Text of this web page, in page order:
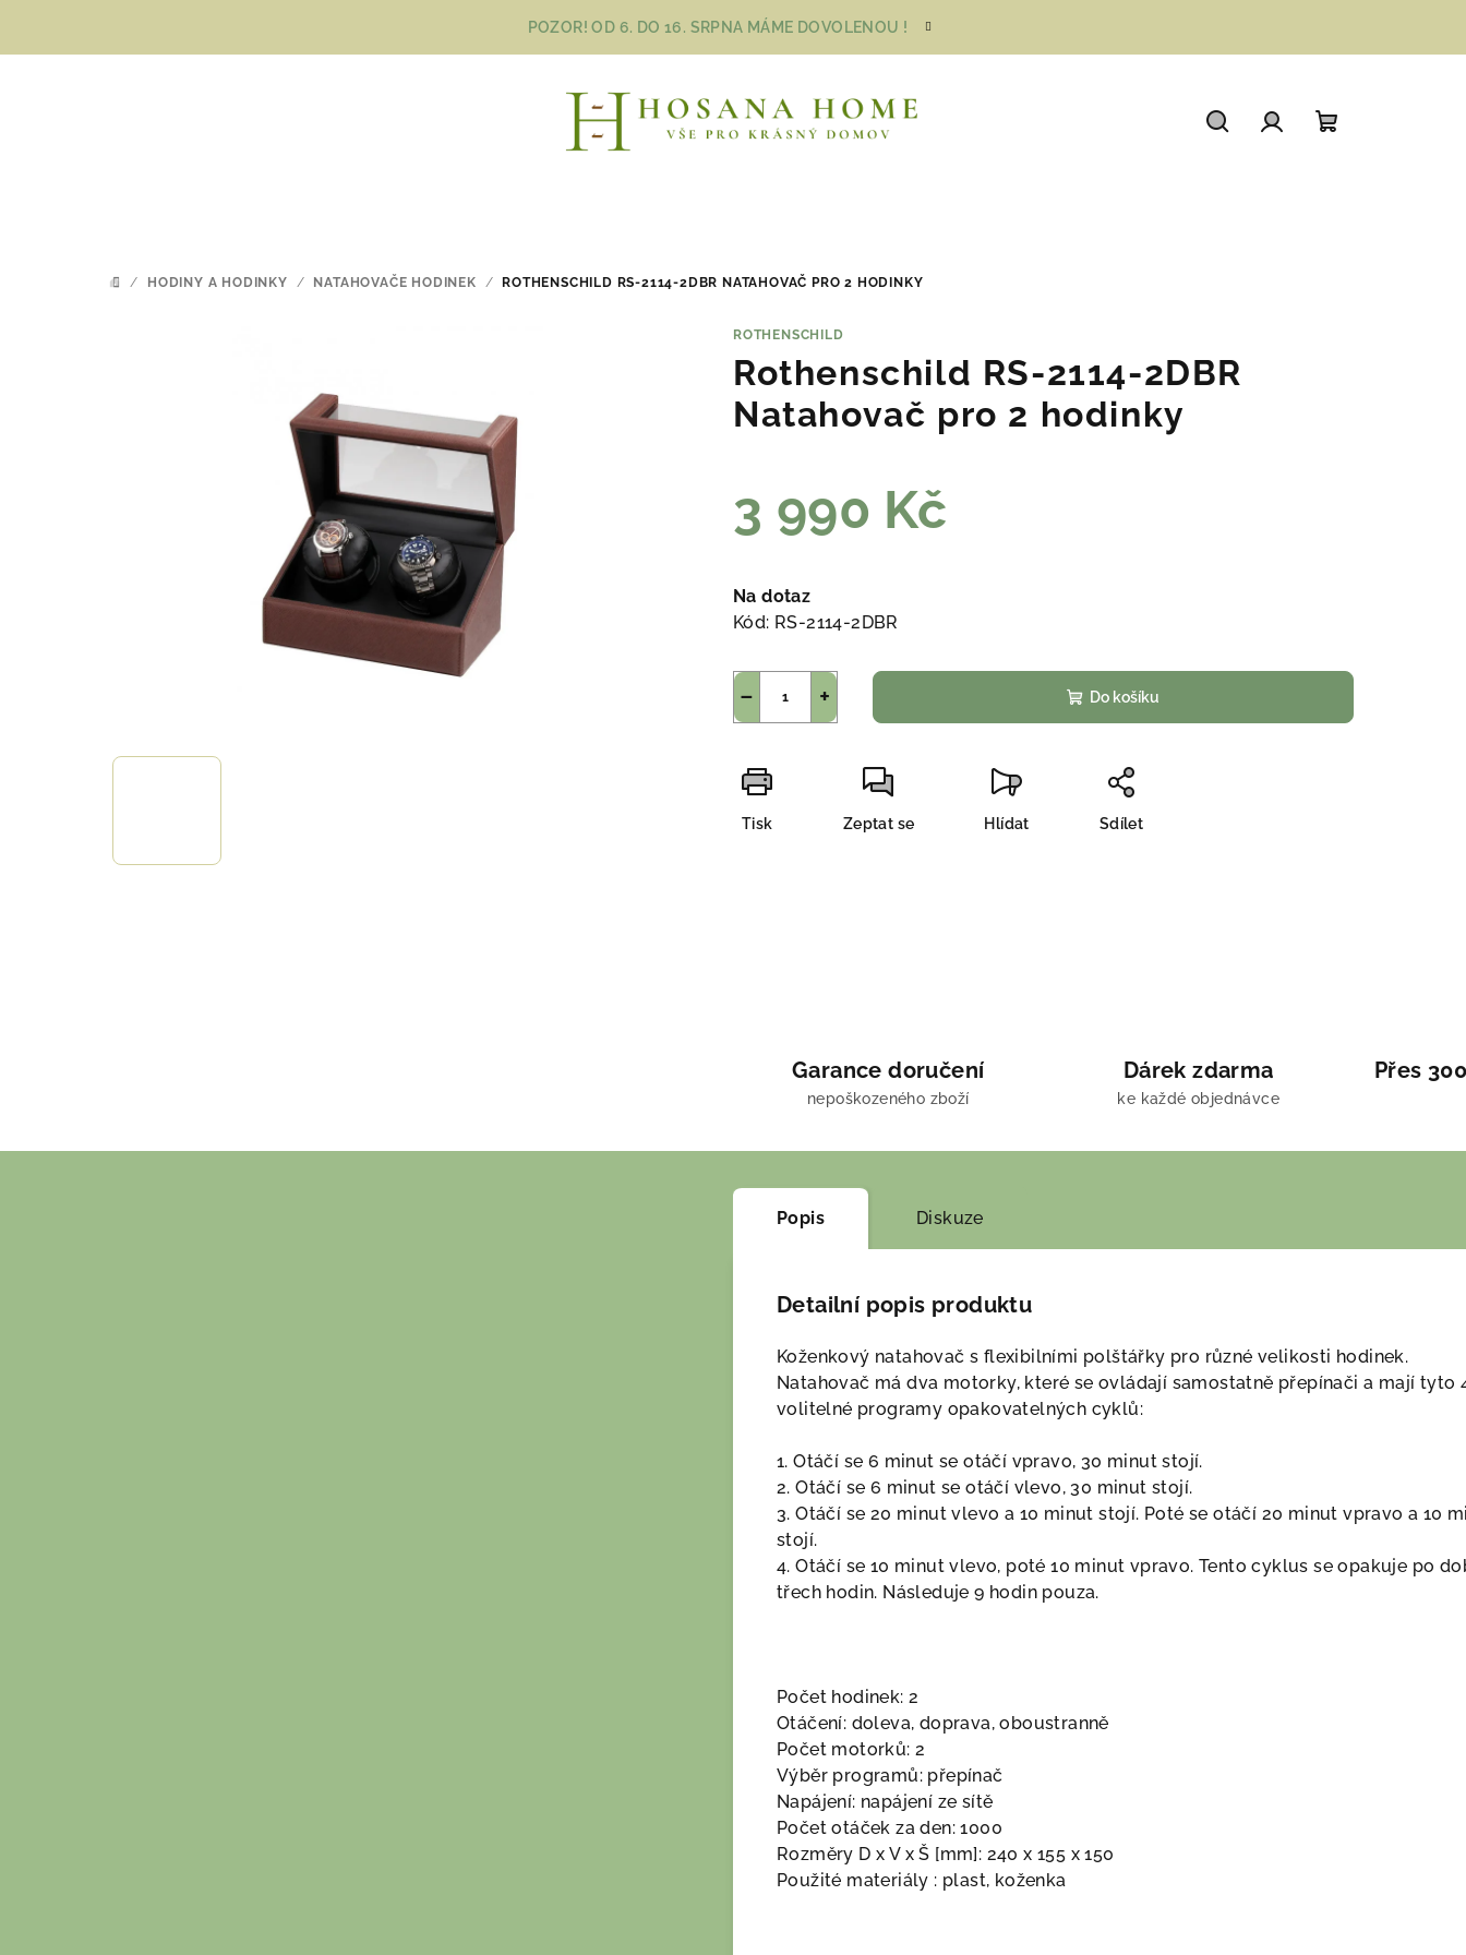
POZOR! OD 6. DO 16. SRPNA MÁME DOVOLENOU !
DOMŮ
/ HODINY A HODINKY / NATAHOVAČE HODINEK / ROTHENSCHILD RS-2114-2DBR NATAHOVAČ PRO 2 HODINKY
ROTHENSCHILD
Rothenschild RS-2114-2DBR
Natahovač pro 2 hodinky
3 990 Kč
cena:
Na dotaz
Kód: RS-2114-2DBR
+
− Do košíku
Tisk Zeptat se Hlídat Sdílet
Garance doručení
nepoškozeného zboží
Dárek zdarma
ke každé objednávce
Přes
Popis Diskuze
Detailní popis produktu
Koženkový natahovač s flexibilními polštářky pro různé velikosti hodinek.
Natahovač má dva motorky, které se ovládají samostatně přepínači a mají tyto
volitelné programy opakovatelných cyklů:
1. Otáčí se 6 minut se otáčí vpravo, 30 minut stojí.
2. Otáčí se 6 minut se otáčí vlevo, 30 minut stojí.
3. Otáčí se 20 minut vlevo a 10 minut stojí. Poté se otáčí 20 minut vpravo a 10
stojí.
4. Otáčí se 10 minut vlevo, poté 10 minut vpravo. Tento cyklus se opakuje po
třech hodin. Následuje 9 hodin pouza.
Počet hodinek: 2
Otáčení: doleva, doprava, oboustranně
Počet motorků: 2
Výběr programů: přepínač
Napájení: napájení ze sítě
Počet otáček za den: 1000
Rozměry D x V x Š [mm]: 240 x 155 x 150
Použité materiály : plast, koženka